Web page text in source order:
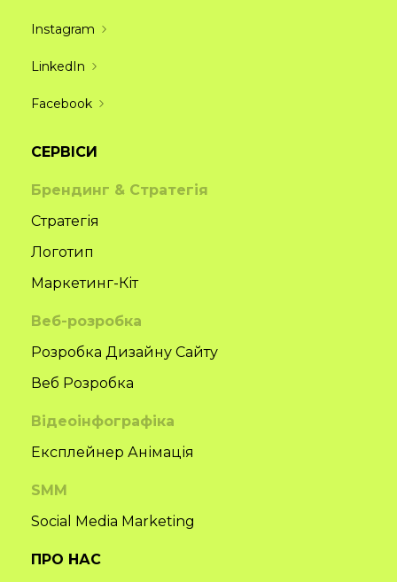
Instagram
LinkedIn
Facebook
СЕРВІСИ
Брендинг & Стратегія
Стратегія
Логотип
Маркетинг-Кіт
Веб-розробка
Розробка Дизайну Сайту
Веб Розробка
Відеоінфографіка
Експлейнер Анімація
SMM
Social Media Marketing
ПРО НАС